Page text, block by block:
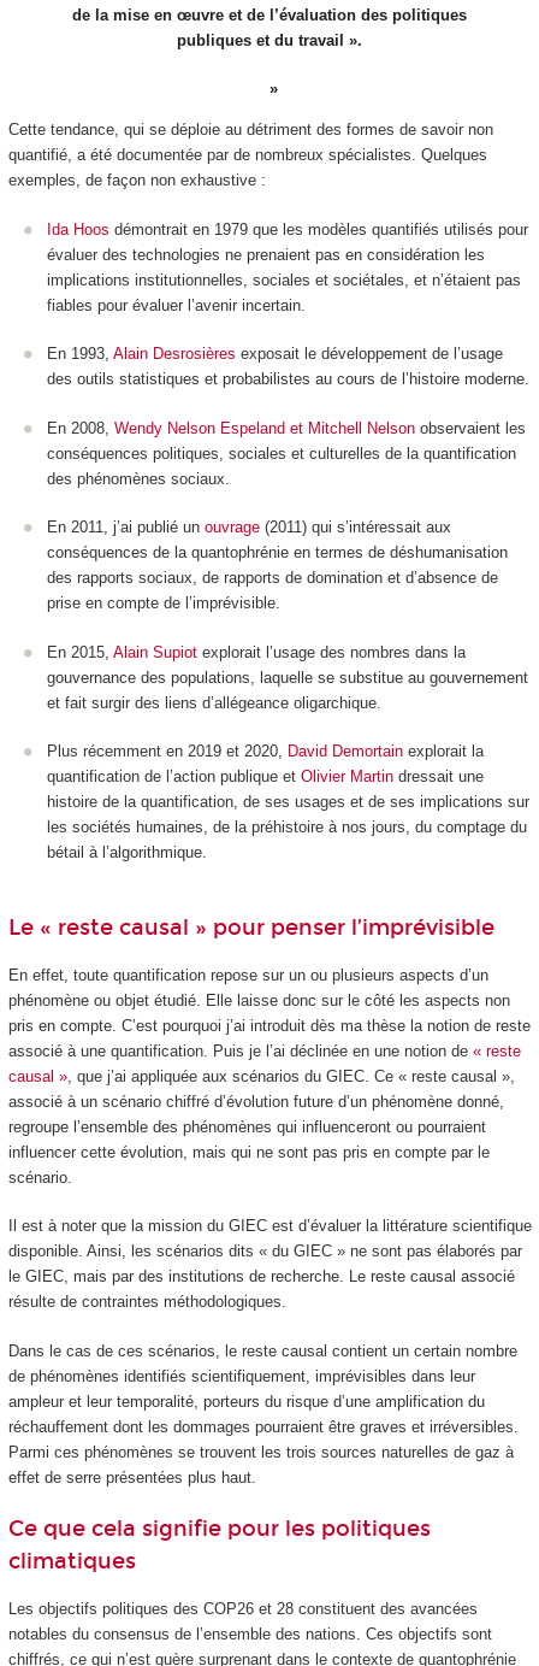
de la mise en œuvre et de l’évaluation des politiques
publiques et du travail ».
Cette tendance, qui se déploie au détriment des formes de savoir non
quantifié, a été documentée par de nombreux spécialistes. Quelques
exemples, de façon non exhaustive :
Ida Hoos démontrait en 1979 que les modèles quantifiés utilisés pour
évaluer des technologies ne prenaient pas en considération les
implications institutionnelles, sociales et sociétales, et n’étaient pas
fiables pour évaluer l’avenir incertain.
En 1993, Alain Desrosières exposait le développement de l’usage
des outils statistiques et probabilistes au cours de l’histoire moderne.
En 2008, Wendy Nelson Espeland et Mitchell Nelson observaient les
conséquences politiques, sociales et culturelles de la quantification
des phénomènes sociaux.
En 2011, j’ai publié un ouvrage (2011) qui s’intéressait aux
conséquences de la quantophrénie en termes de déshumanisation
des rapports sociaux, de rapports de domination et d’absence de
prise en compte de l’imprévisible.
En 2015, Alain Supiot explorait l’usage des nombres dans la
gouvernance des populations, laquelle se substitue au gouvernement
et fait surgir des liens d’allégeance oligarchique.
Plus récemment en 2019 et 2020, David Demortain explorait la
quantification de l’action publique et Olivier Martin dressait une
histoire de la quantification, de ses usages et de ses implications sur
les sociétés humaines, de la préhistoire à nos jours, du comptage du
bétail à l’algorithmique.
Le « reste causal » pour penser l’imprévisible
En effet, toute quantification repose sur un ou plusieurs aspects d’un
phénomène ou objet étudié. Elle laisse donc sur le côté les aspects non
pris en compte. C’est pourquoi j’ai introduit dès ma thèse la notion de reste
associé à une quantification. Puis je l’ai déclinée en une notion de « reste
causal », que j’ai appliquée aux scénarios du GIEC. Ce « reste causal »,
associé à un scénario chiffré d’évolution future d’un phénomène donné,
regroupe l’ensemble des phénomènes qui influenceront ou pourraient
influencer cette évolution, mais qui ne sont pas pris en compte par le
scénario.
Il est à noter que la mission du GIEC est d’évaluer la littérature scientifique
disponible. Ainsi, les scénarios dits « du GIEC » ne sont pas élaborés par
le GIEC, mais par des institutions de recherche. Le reste causal associé
résulte de contraintes méthodologiques.
Dans le cas de ces scénarios, le reste causal contient un certain nombre
de phénomènes identifiés scientifiquement, imprévisibles dans leur
ampleur et leur temporalité, porteurs du risque d’une amplification du
réchauffement dont les dommages pourraient être graves et irréversibles.
Parmi ces phénomènes se trouvent les trois sources naturelles de gaz à
effet de serre présentées plus haut.
Ce que cela signifie pour les politiques
climatiques
Les objectifs politiques des COP26 et 28 constituent des avancées
notables du consensus de l’ensemble des nations. Ces objectifs sont
chiffrés, ce qui n’est guère surprenant dans le contexte de quantophrénie